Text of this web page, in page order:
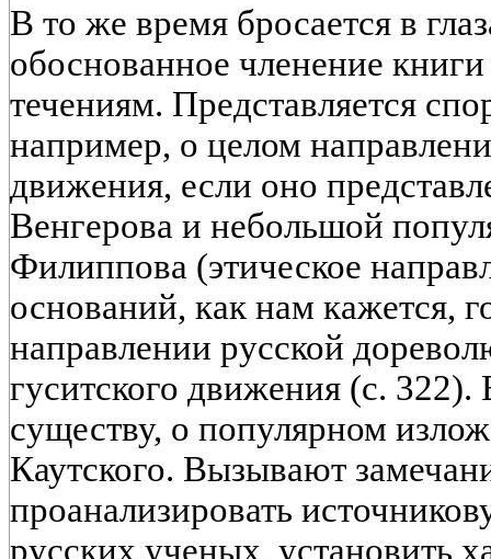
В то же время бросается в
обоснованное членение
течениям. Представляется
например, о целом
движения, если оно
Венгерова и небольшой
Филиппова (этическое
оснований, как нам кажется,
направлении русской
гуситского движения (с. 322).
существу, о популярном
Каутского. Вызывают
проанализировать
русских ученых, установить